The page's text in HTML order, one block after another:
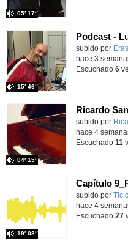
05′ 17″
Podcast -
subido por
15′ 46″
hace 3
Escuchado 6
subido por
04′ 15″
hace 4
Escuchado 11
Capítulo
Contenido
subido por Tic
19′ 08″
hace 4
Escuchado 27